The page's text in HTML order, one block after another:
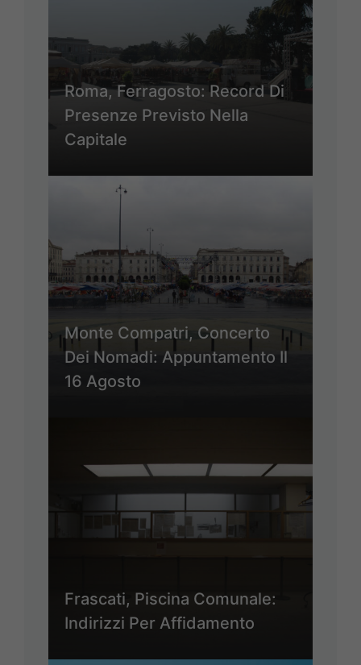
Roma, Ferragosto: Record Di
Presenze Previsto Nella
Capitale
Monte Compatri, Concerto
Dei Nomadi: Appuntamento Il
16 Agosto
Frascati, Piscina Comunale:
Indirizzi Per Affidamento